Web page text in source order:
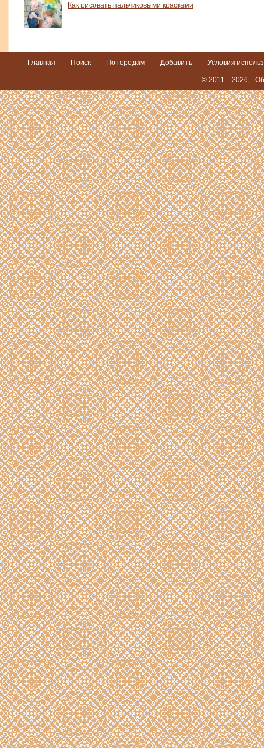
Как рисовать пальчиковыми красками
Главная Поиск По городам Добавить Условия
© 2011—2026,